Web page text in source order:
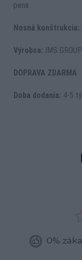
pena
Nosná konštrukcia:
Výrobca: IMS GROUP
DOPRAVA ZDARMA
Doba dodania: 4-5
0%